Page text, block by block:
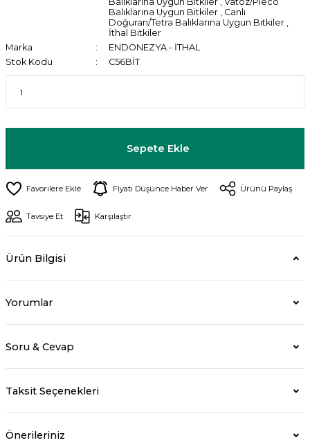
Balıklarına Uygun Bitkiler , Canlı
Doğuran/Tetra Balıklarına Uygun Bitkiler ,
İthal Bitkiler
Marka
ENDONEZYA - İTHAL
Stok Kodu
C56BİT
Sepete Ekle
Fiyatı Düşünce Haber Ver Ürünü Paylaş
Tavsiye Et Karşılaştır
Ürün Bilgisi
Yorumlar
Soru & Cevap
Taksit Seçenekleri
Önerileriniz